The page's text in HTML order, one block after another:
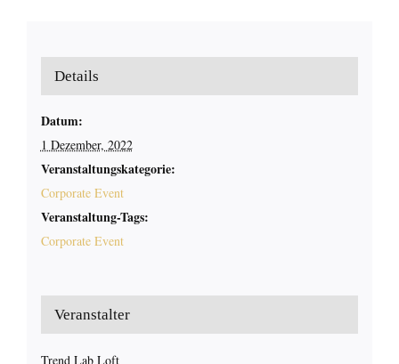
Details
Datum:
1 Dezember, 2022
Veranstaltungskategorie:
Corporate Event
Veranstaltung-Tags:
Corporate Event
Veranstalter
Trend Lab Loft